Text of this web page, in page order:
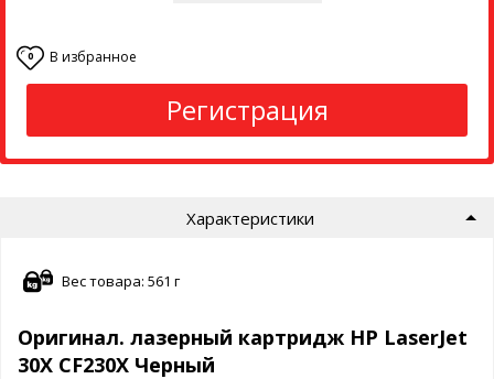
0 В избранное
Регистрация
Характеристики
Вес товара: 561 г
Оригинал. лазерный картридж HP LaserJet
30X CF230X Черный